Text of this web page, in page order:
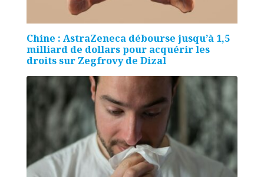
Chine : AstraZeneca débourse jusqu’à 1,5
milliard de dollars pour acquérir les
droits sur Zegfrovy de Dizal